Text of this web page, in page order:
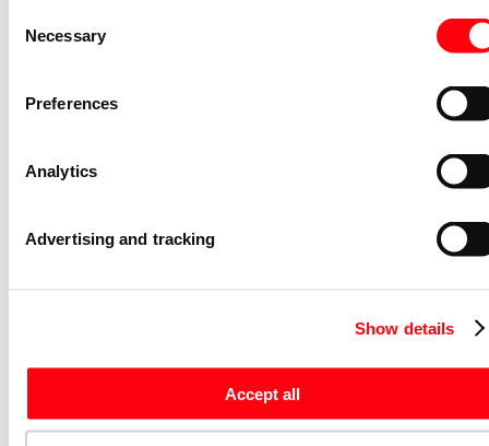
Selection
Necessary
Preferences
Analytics
Advertising and tracking
Show details
Accept all
Nevenapparaat modulair System pro M
compact Hulpcontact aan de
Nevenapparaat modulair System pro M
auxiliary contact
S2C-H10
Stroommeettransformator System pro
CMS-101PS
2CCA880101R0001